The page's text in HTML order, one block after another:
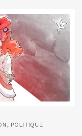
, POLITIQUE